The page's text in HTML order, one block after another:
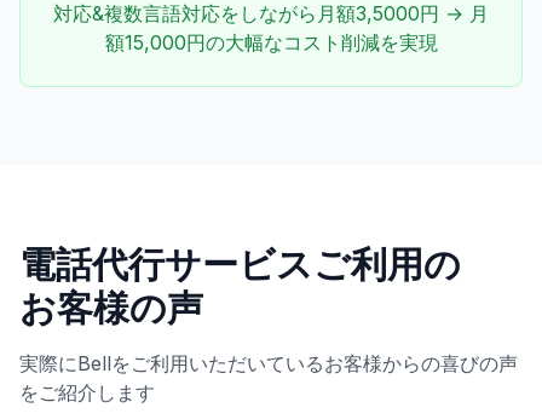
対応&複数言語対応をしながら月額3,5000円 → 月
額15,000円の大幅なコスト削減を実現
電話代行サービスご利用の
お客様の声
実際にBellをご利用いただいているお客様からの喜びの声
をご紹介します